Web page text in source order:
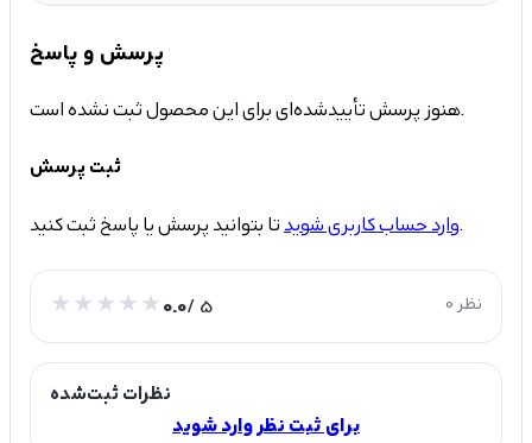
پرسش و پاسخ
هنوز پرسش تأییدشده‌ای برای این محصول ثبت نشده است.
ثبت پرسش
وارد حساب کاربری شویدتا بتوانید پرسش یا پاسخ ثبت کنید.
0.0/ 5 0 نظر
نظرات ثبت‌شده
برای ثبت نظر وارد شوید